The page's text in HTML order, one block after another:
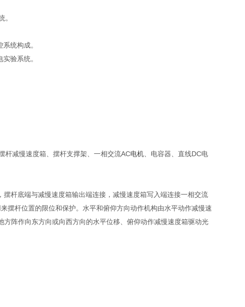
。
统构成。
验系统。
摆杆减慢速度箱、摆杆支撑架、一相交流AC电机 、电容器、直线DC电
杆底端与减慢速度箱输出端连接，减慢速度箱写入端连接一相交流
摆杆位置的限位和保护。水平和俯仰方向动作机构由水平动作减慢速
阵作向东方向或向西方向的水平位移、俯仰动作减慢速度箱驱动光